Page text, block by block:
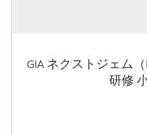
GIA ネクストジェム
研修